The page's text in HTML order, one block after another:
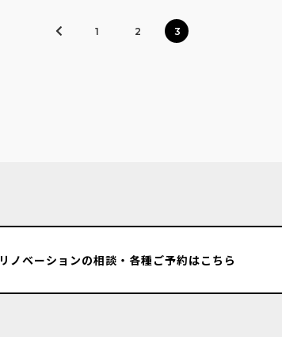
1 2 3
リノベーションの相談・各種ご予約はこちら